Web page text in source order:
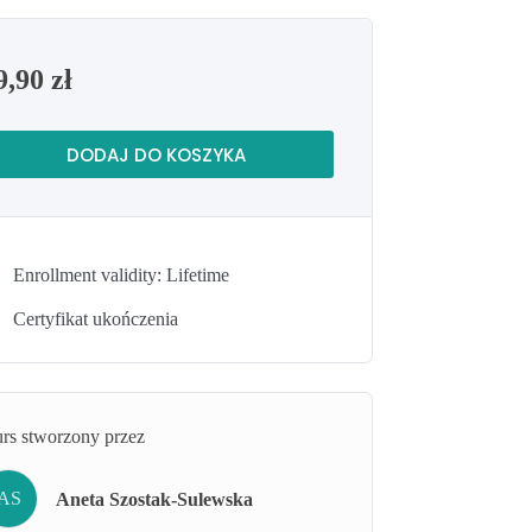
zł
DODAJ DO KOSZYKA
Enrollment validity: Lifetime
Certyfikat ukończenia
stworzony przez
Aneta Szostak-Sulewska